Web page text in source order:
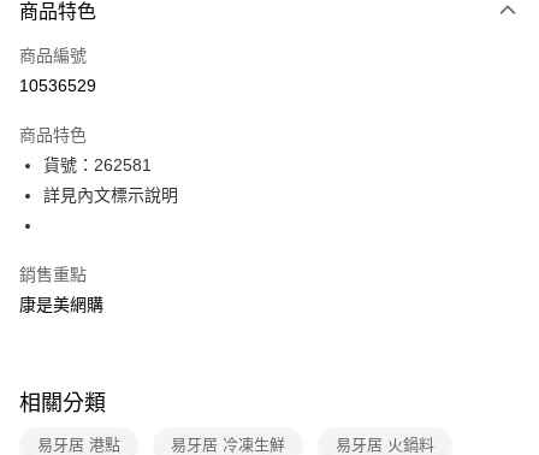
icash Pay
信用卡一次付款
LINE Pay
Apple Pay
悠遊付
運送方式
宅配-下單後3-5個工作天配送(不含預購品)，箱購品分箱出貨
商品特色
商品編號
10536529
商品特色
貨號：262581
詳見內文標示說明
銷售重點
康是美網購
相關分類
易牙居 港點 易牙居 冷凍生鮮 易牙居 火鍋料